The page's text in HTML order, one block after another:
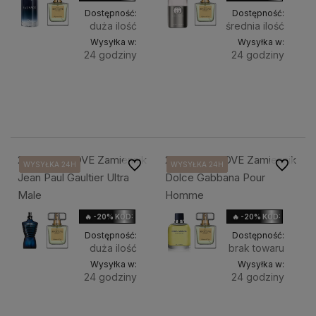
Dostępność:
duża ilość
Wysyłka w:
24 godziny
Dostępność:
średnia ilość
Wysyłka w:
24 godziny
219. ANGELOVE Zamiennik
Jean Paul Gaultier Ultra
Male
🔥 -20% KOD: HOLIDAY
WYSYŁKA 24H
WYSYŁKA 24H
WYSYŁKA 24H
WYSYŁKA 24H
Dostępność:
duża ilość
Wysyłka w:
24 godziny
Do ulubionych220. ANGELOVE Zamiennik
Dolce Gabbana Pour
Homme
🔥 -20% KOD: HOLIDAY
WYSYŁKA 24H
WYSYŁKA 24H
WYSYŁKA 24H
WYSYŁKA 24H
WYSYŁKA 24H
Dostępność:
brak towaru
Wysyłka w:
24 godziny
Do